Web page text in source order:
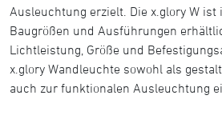
Ausleuchtung erzielt. Die x.glory W ist
Baugrößen und Ausführungen
Lichtleistung, Größe und
x.glory Wandleuchte sowohl als
auch zur funktionalen Ausleuchtung